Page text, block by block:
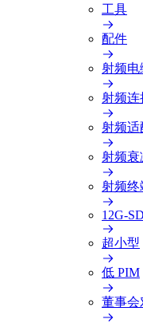
工具
配件
射频电
射频连
射频适
射频衰
射频终
12G-
超小型
低 PIM
董事会